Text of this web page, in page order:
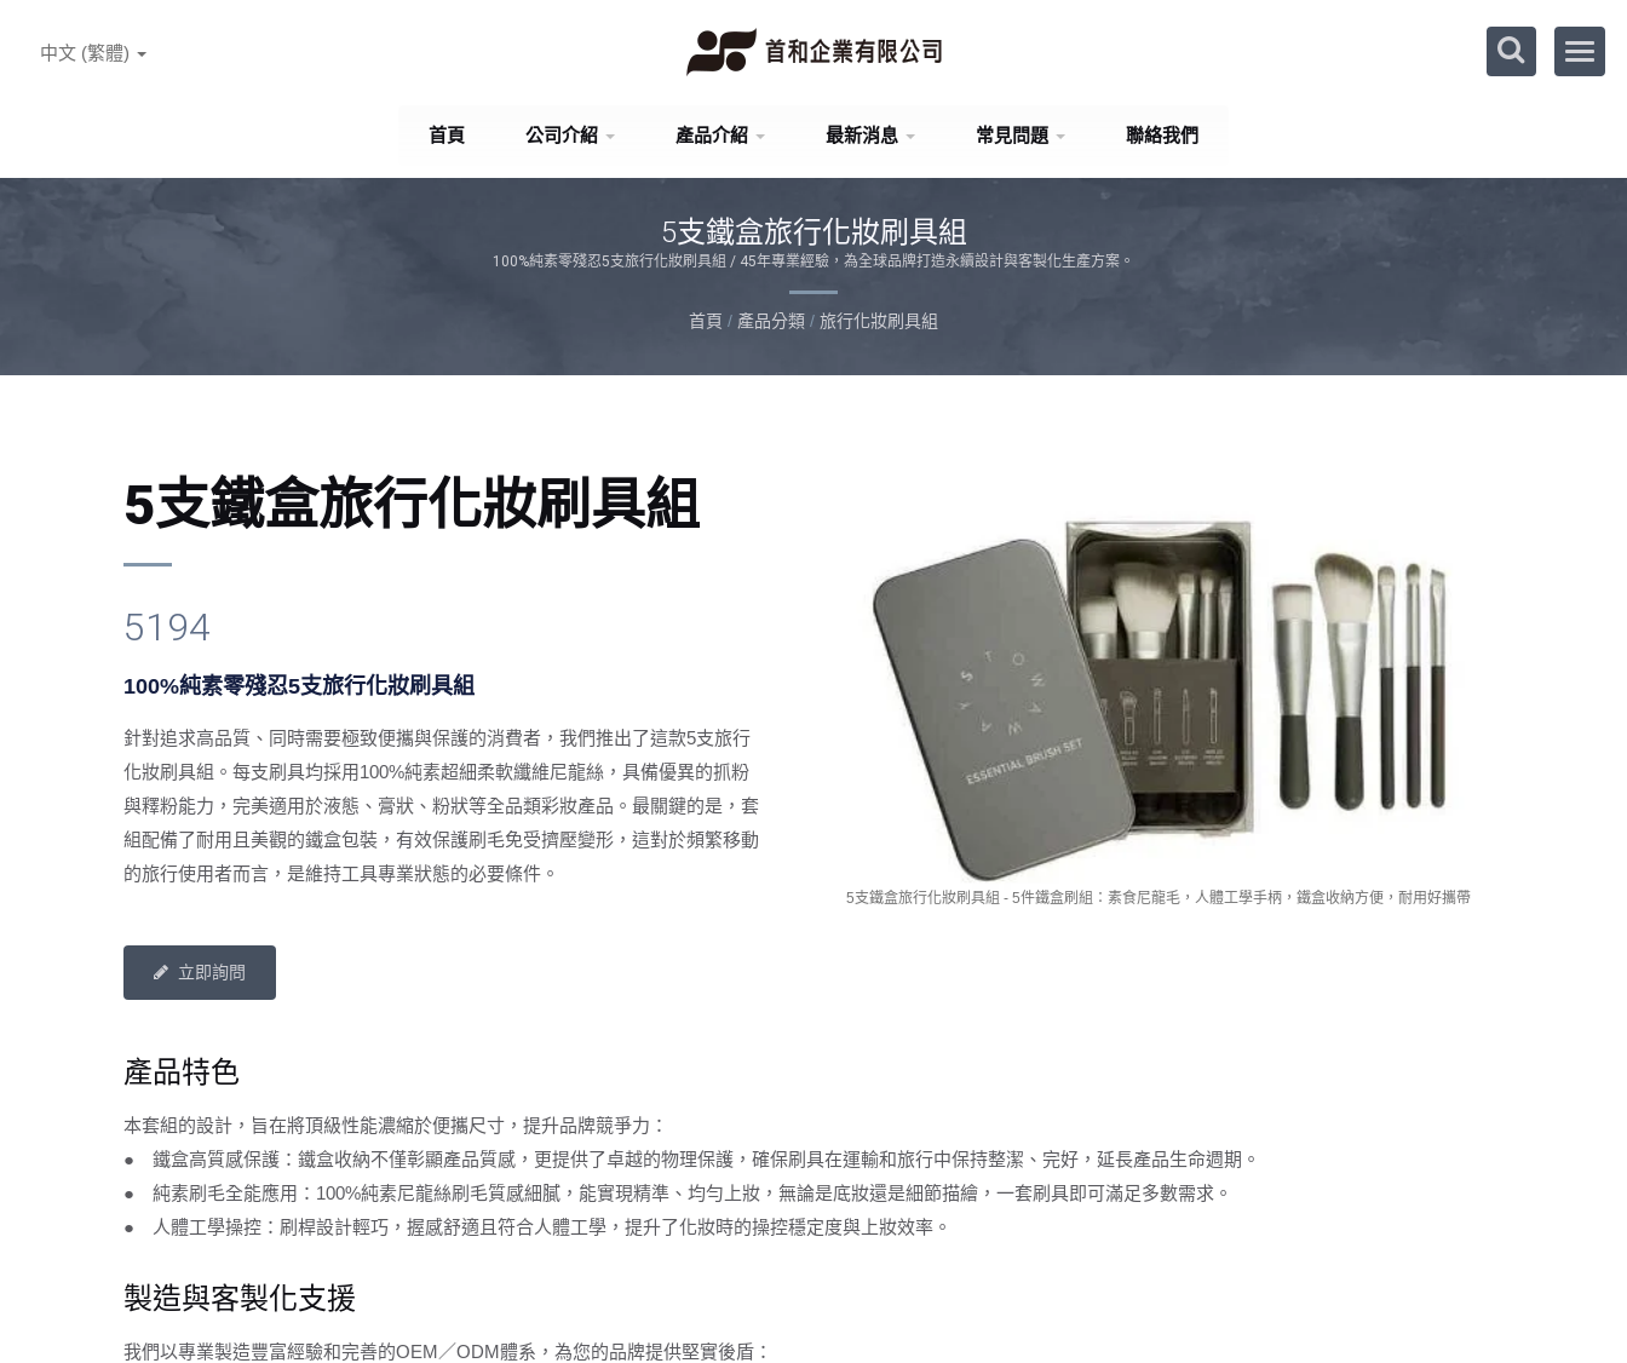
首頁 公司介紹 產品介紹 最新消息 常見問題 聯絡我們
中文 (繁體)
5支鐵盒旅行化妝刷具組
100%純素零殘忍5支旅行化妝刷具組 / 45年專業經驗，為全球品牌打造永續設計與客製化生產方案。
首頁 / 產品分類 / 旅行化妝刷具組
5支鐵盒旅行化妝刷具組 - 5件鐵盒刷組：素食尼龍毛，人體工學手柄，鐵盒收納方便，耐用好攜帶
5支鐵盒旅行化妝刷具組
5194
100%純素零殘忍5支旅行化妝刷具組
針對追求高品質、同時需要極致便攜與保護的消費者，我們推出了這款5支旅行
化妝刷具組。每支刷具均採用100%純素超細柔軟纖維尼龍絲，具備優異的抓粉
與釋粉能力，完美適用於液態、膏狀、粉狀等全品類彩妝產品。最關鍵的是，套
組配備了耐用且美觀的鐵盒包裝，有效保護刷毛免受擠壓變形，這對於頻繁移動
的旅行使用者而言，是維持工具專業狀態的必要條件。
立即詢問
產品特色
本套組的設計，旨在將頂級性能濃縮於便攜尺寸，提升品牌競爭力：
● 鐵盒高質感保護：鐵盒收納不僅彰顯產品質感，更提供了卓越的物理保護，確保刷具在運輸和旅行中保持整潔、完好，延長產品生命週期。
● 純素刷毛全能應用：100%純素尼龍絲刷毛質感細膩，能實現精準、均勻上妝，無論是底妝還是細節描繪，一套刷具即可滿足多數需求。
● 人體工學操控：刷桿設計輕巧，握感舒適且符合人體工學，提升了化妝時的操控穩定度與上妝效率。
製造與客製化支援
我們以專業製造豐富經驗和完善的OEM／ODM體系，為您的品牌提供堅實後盾：